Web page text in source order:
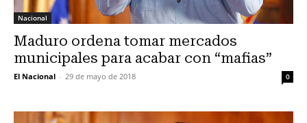
Nacional
Maduro ordena tomar mercados
municipales para acabar con “mafias”
El Nacional - 29 de mayo de 2018 0